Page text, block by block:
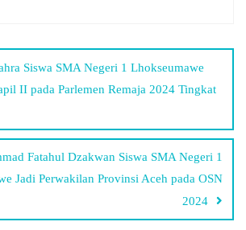
Siswa SMA Negeri 1 Lhokseumawe
II pada Parlemen Remaja 2024 Tingkat
Fatahul Dzakwan Siswa SMA Negeri 1
Jadi Perwakilan Provinsi Aceh pada OSN
2024